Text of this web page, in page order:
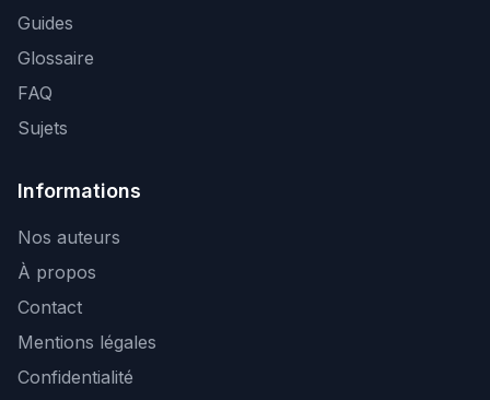
Guides
Glossaire
FAQ
Sujets
Informations
Nos auteurs
À propos
Contact
Mentions légales
Confidentialité